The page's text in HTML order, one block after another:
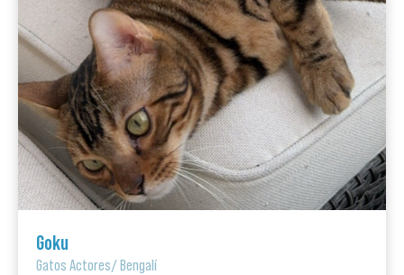
Goku
Gatos Actores/Bengalí